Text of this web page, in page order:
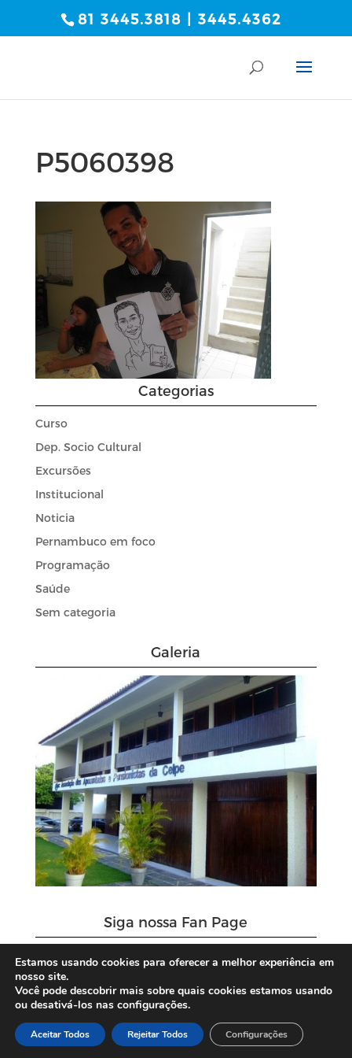
81 3445.3818 | 3445.4362
P5060398
Categorias
Curso
Dep. Socio Cultural
Excursões
Institucional
Noticia
Pernambuco em foco
Programação
Saúde
Sem categoria
Galeria
Siga nossa Fan Page
Estamos usando cookies para oferecer a melhor experiência em
nosso site.
Você pode descobrir mais sobre quais cookies estamos usando
ou desativá-los nas configurações.
Aceitar Todos Rejeitar Todos Configurações